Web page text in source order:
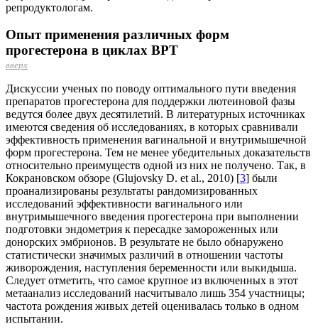
репродуктологам.
Опыт применения различных форм
прогестерона в циклах ВРТ
вверх
Дискуссии ученых по поводу оптимального пути введения
препаратов прогестерона для поддержки лютеиновой фазы
ведутся более двух десятилетий. В литературных источниках
имеются сведения об исследованиях, в которых сравнивали
эффективность применения вагинальной и внутримышечной
форм прогестерона. Тем не менее убедительных доказательств
относительно преимуществ одной из них не получено. Так, в
Кокрановском обзоре (Glujovsky D. et al., 2010) [3] были
проанализированы результаты рандомизированных
исследований эффективности вагинального или
внутримышечного введения прогестерона при выполнении
подготовки эндометрия к пересадке замороженных или
донорских эмбрионов. В результате не было обнаружено
статистически значимых различий в отношении частоты
живорождения, наступления беременности или выкидыша.
Следует отметить, что самое крупное из включенных в этот
метаанализ исследований насчитывало лишь 354 участницы;
частота рождения живых детей оценивалась только в одном
испытании.